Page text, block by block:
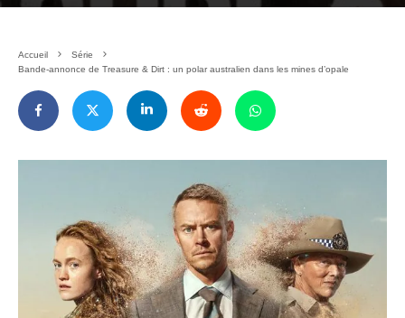
Accueil
Série
Bande-annonce de Treasure & Dirt : un polar australien dans les mines d’opale